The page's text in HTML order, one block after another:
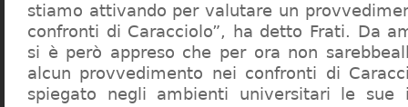
stiamo attivando per valutare un
confronti di Caracciolo”, ha detto Frati. Da
si è però appreso che per ora non
alcun provvedimento nei confronti di
spiegato negli ambienti universitari le sue